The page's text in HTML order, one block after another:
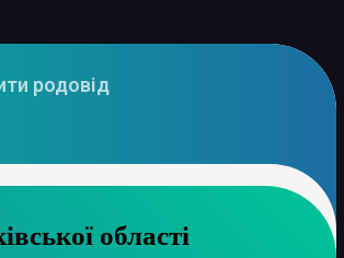
родовід
архів Харківської області